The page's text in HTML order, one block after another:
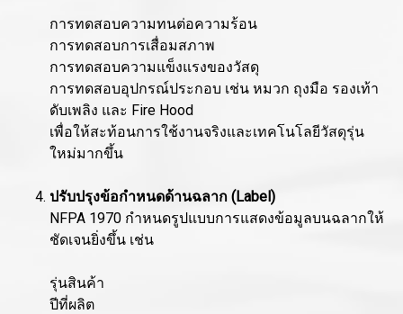
การทดสอบความทนต่อความร้อน
การทดสอบการเสื่อมสภาพ
การทดสอบความแข็งแรงของวัสดุ
การทดสอบอุปกรณ์ประกอบ เช่น หมวก ถุงมือ รองเท้า
ดับเพลิง และ Fire Hood
เพื่อให้สะท้อนการใช้งานจริงและเทคโนโลยีวัสดุรุ่น
ใหม่มากขึ้น
ปรับปรุงข้อกำหนดด้านฉลาก (Label)
NFPA 1970 กำหนดรูปแบบการแสดงข้อมูลบนฉลากให้
ชัดเจนยิ่งขึ้น เช่น
รุ่นสินค้า
ปีที่ผลิต